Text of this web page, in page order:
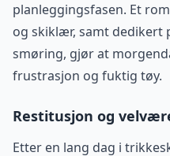
planleggingsfasen. Et
og skiklær, samt dedikert
smøring, gjør at
frustrasjon og fuktig tøy.
Restitusjon og
Etter en lang dag i